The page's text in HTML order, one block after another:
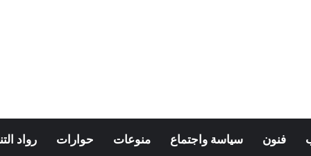
فنون سياسة واجتماع منوعات حوارات رواد